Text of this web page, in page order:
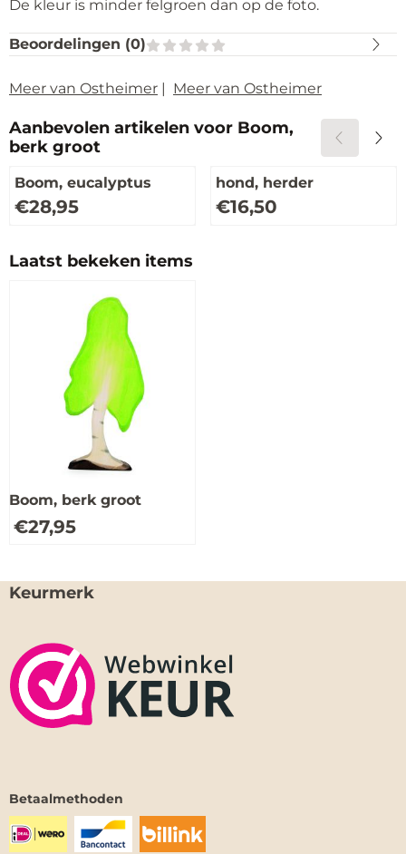
De kleur is minder felgroen dan op de foto.
Beoordelingen (0)
Meer van Ostheimer | Meer van Ostheimer
Aanbevolen artikelen voor Boom,
berk groot
Boom, eucalyptus
Prijs: 28,95
€28,95
hond, herder
Prijs: 16,50
€16,50
Laatst bekeken items
Boom, berk groot
€27,95
Keurmerk
Betaalmethoden